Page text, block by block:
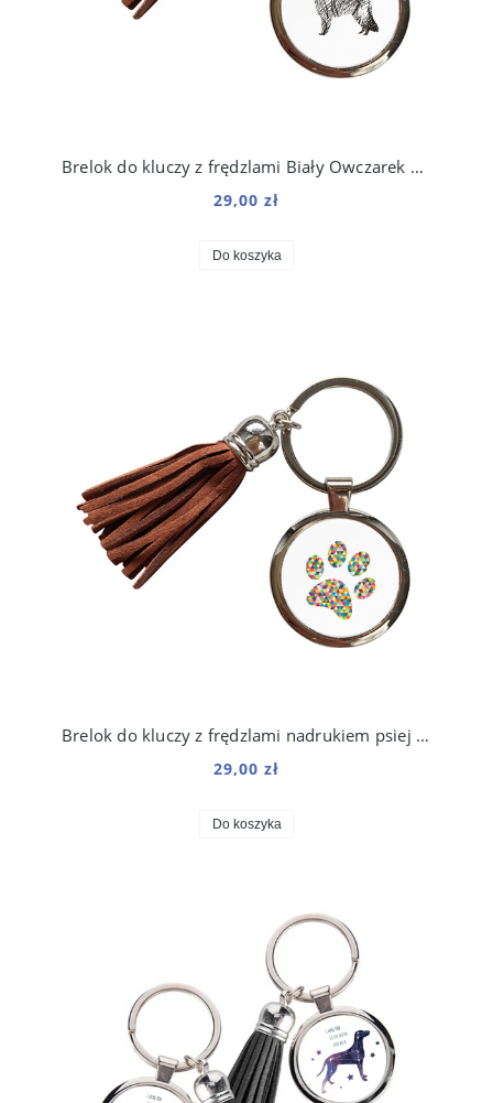
Brelok do kluczy z frędzlami Biały Owczarek Szwajcarski
29,00 zł
Do koszyka
Brelok do kluczy z frędzlami nadrukiem psiej łapki
29,00 zł
Do koszyka